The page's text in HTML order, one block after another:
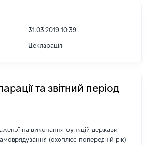
31.03.2019 10:39
Декларація
та звітний період
на виконання функцій держави
(охоплює попередній рік)